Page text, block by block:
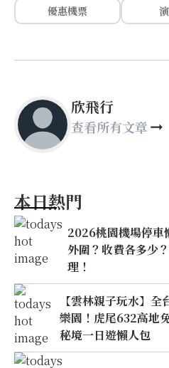
優惠機票
欣飛行
查看所有文章
本日熱門
2026桃園機場停車
外圍？收費各多少
理！
【雲林親子玩水】
樂園！虎尾632高地
秘境一日遊懶人包